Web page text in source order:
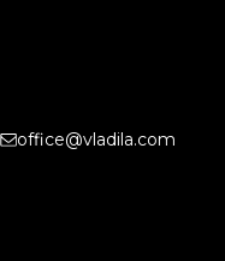
office@vladila.com